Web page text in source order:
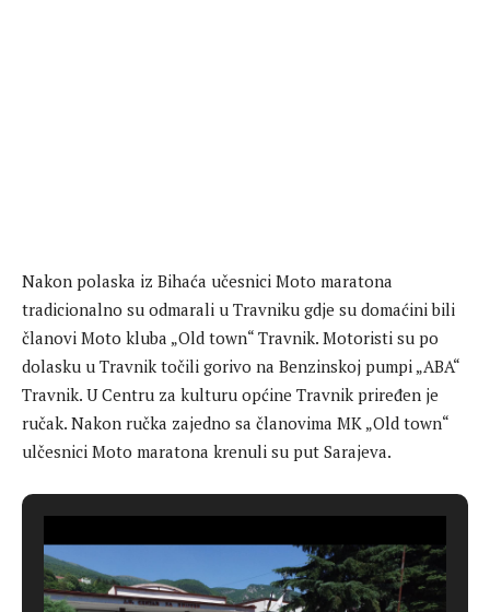
Nakon polaska iz Bihaća učesnici Moto maratona
tradicionalno su odmarali u Travniku gdje su domaćini bili
članovi Moto kluba „Old town“ Travnik. Motoristi su po
dolasku u Travnik točili gorivo na Benzinskoj pumpi „ABA“
Travnik. U Centru za kulturu općine Travnik priređen je
ručak. Nakon ručka zajedno sa članovima MK „Old town“
ulčesnici Moto maratona krenuli su put Sarajeva.